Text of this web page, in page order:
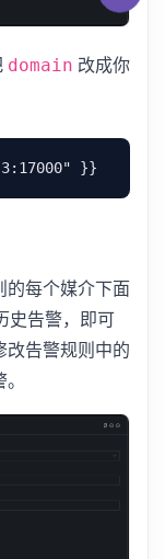
domain 改成你
的每个媒介下面
史告警，即可
告警规则中的